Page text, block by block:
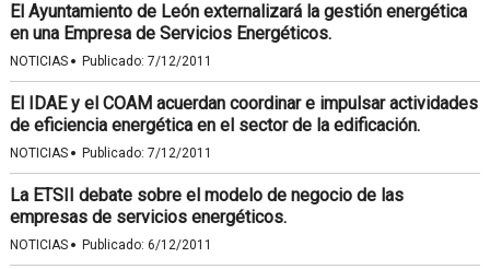
El Ayuntamiento de León externalizará la gestión energética
en una Empresa de Servicios Energéticos.
NOTICIAS · Publicado: 7/12/2011
El IDAE y el COAM acuerdan coordinar e impulsar actividades
de eficiencia energética en el sector de la edificación.
NOTICIAS · Publicado: 7/12/2011
La ETSII debate sobre el modelo de negocio de las
empresas de servicios energéticos.
NOTICIAS · Publicado: 6/12/2011